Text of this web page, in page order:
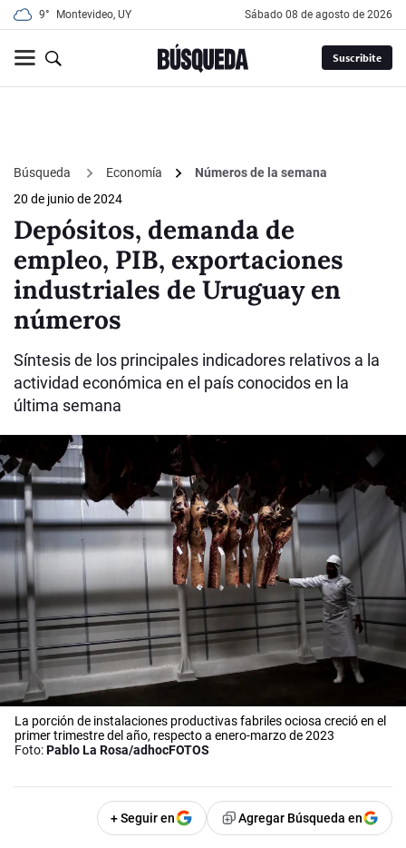
9° Montevideo, UY sábado 08 de agosto de 2026
Suscribite
Búsqueda Economía
Números de la semana
20 de junio de 2024
Depósitos, demanda de
empleo, PIB, exportaciones
industriales de Uruguay en
números
Síntesis de los principales indicadores relativos a la
actividad económica en el país conocidos en la
última semana
La porción de instalaciones productivas fabriles ociosa creció en el
primer trimestre del año, respecto a enero-marzo de 2023
Foto:Pablo La Rosa/adhocFOTOS
+ Seguir en Agregar Búsqueda en